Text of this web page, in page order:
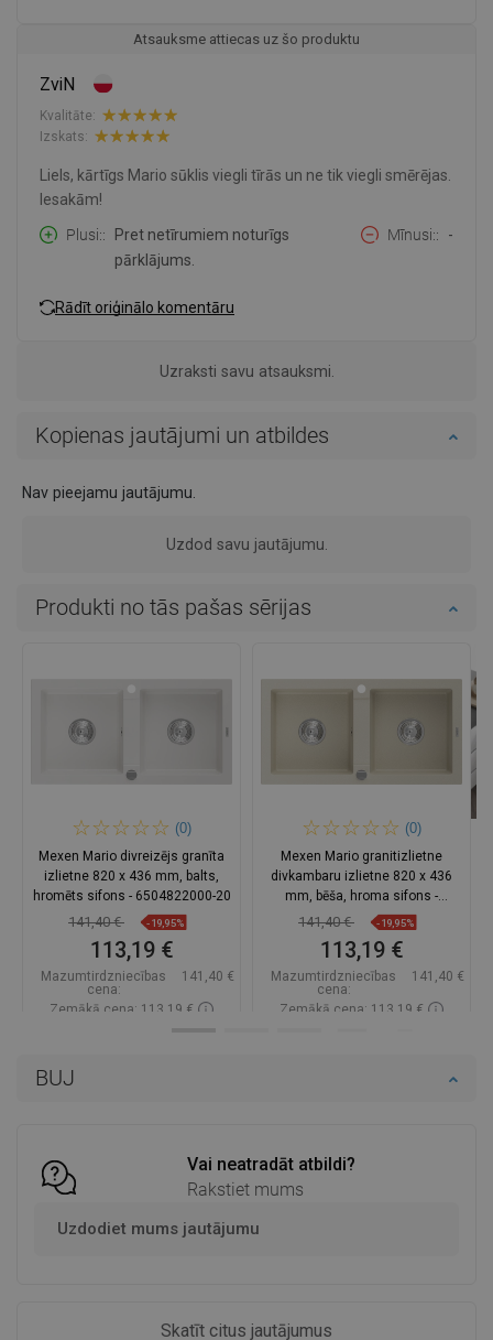
BUJ
Vai neatradāt atbildi?
Rakstiet mums
Uzdodiet mums jautājumu
Skatīt citus jautājumus
Atsauksme attiecas uz šo produktu
ZviN
Kvalitāte:
Izskats:
Liels, kārtīgs Mario sūklis viegli tīrās un ne tik viegli smērējas.
Iesakām!
Plusi:
Pret netīrumiem noturīgs
pārklājums.
Mīnusi: -
Rādīt oriģinālo komentāru
Uzraksti savu atsauksmi.
Kopienas jautājumi un atbildes
Nav pieejamu jautājumu.
Uzdod savu jautājumu.
Produkti no tās pašas sērijas
(0)
Mexen Mario divreizējs granīta
izlietne 820 x 436 mm, balts,
hromēts sifons - 6504822000-20
141,40 € -19,95%
113,19 €
Mazumtirdzniecības
cena:
141,40 €
Zemākā cena: 113,19 €
(0)
Mexen Mario granitizlietne
divkambaru izlietne 820 x 436
mm, bēša, hroma sifons -
6504822000-69
141,40 € -19,95%
113,19 €
Mazumtirdzniecības
cena:
141,40 €
Zemākā cena: 113,19 €